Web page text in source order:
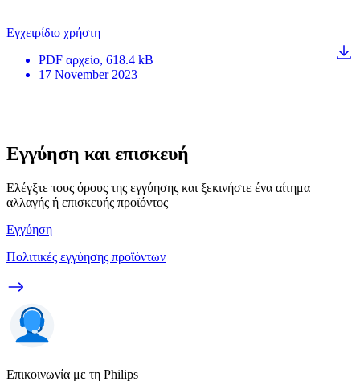
Εγχειρίδιο χρήστη
PDF αρχείο, 618.4 kB
17 November 2023
Εγγύηση και επισκευή
Ελέγξτε τους όρους της εγγύησης και ξεκινήστε ένα αίτημα
αλλαγής ή επισκευής προϊόντος
Εγγύηση
Πολιτικές εγγύησης προϊόντων
Επικοινωνία με τη Philips